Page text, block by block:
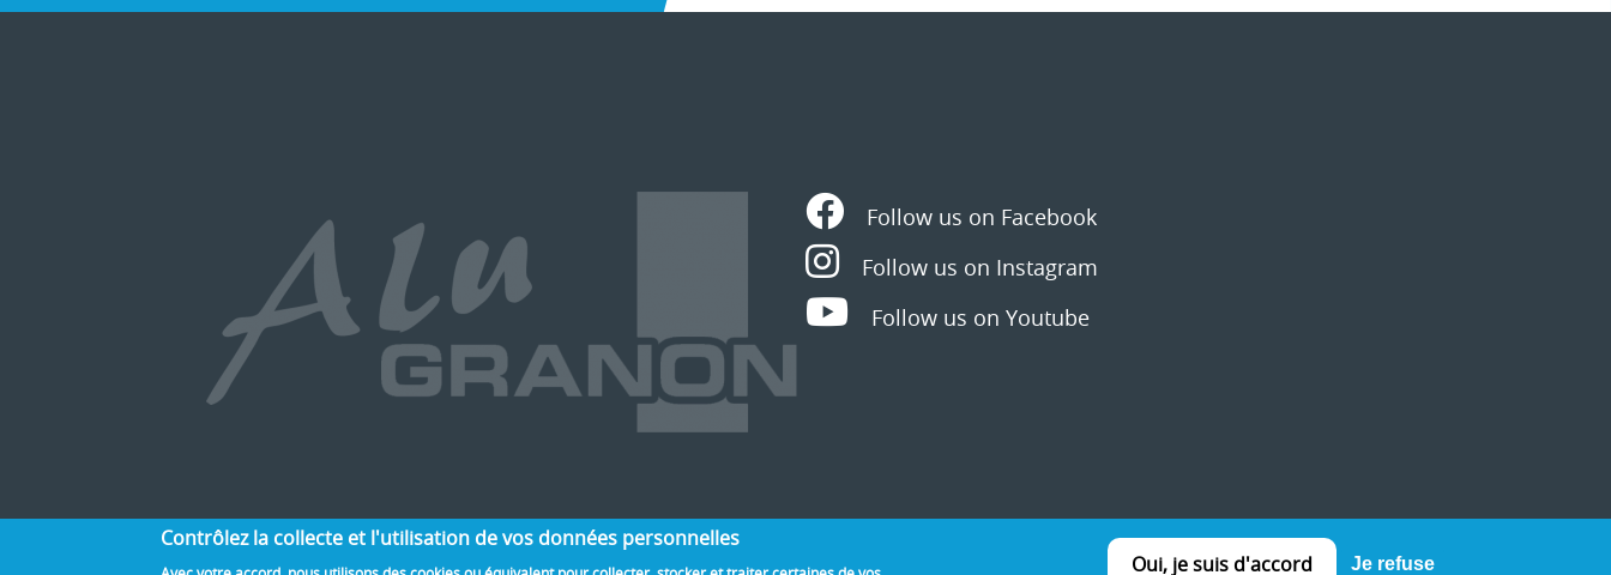
Contrôlez la collecte et l'utilisation de vos données personnelles
Oui, je suis d'accord Je refuse